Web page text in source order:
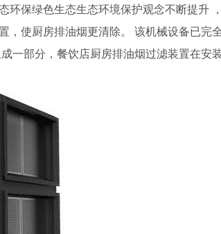
环保绿色生态生态环境保护观念不断提升
，使厨房排油烟更清除。 该机械设备已完
一部分，餐饮店厨房排油烟过滤装置在安